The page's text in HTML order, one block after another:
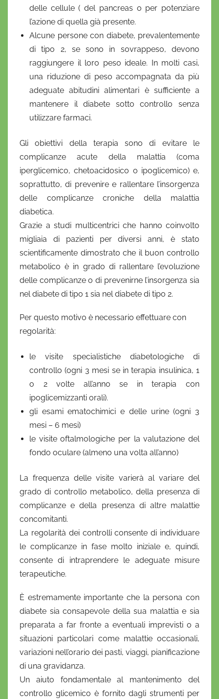
delle cellule ( del pancreas o per potenziare
l’azione di quella già presente.
Alcune persone con diabete, prevalentemente
di tipo 2, se sono in sovrappeso, devono
raggiungere il loro peso ideale. In molti casi,
una riduzione di peso accompagnata da più
adeguate abitudini alimentari è sufficiente a
mantenere il diabete sotto controllo senza
utilizzare farmaci.
Gli obiettivi della terapia sono di evitare le
complicanze acute della malattia (coma
iperglicemico, chetoacidosico o ipoglicemico) e,
soprattutto, di prevenire e rallentare l’insorgenza
delle complicanze croniche della malattia
diabetica.
Grazie a studi multicentrici che hanno coinvolto
migliaia di pazienti per diversi anni, è stato
scientificamente dimostrato che il buon controllo
metabolico è in grado di rallentare l’evoluzione
delle complicanze o di prevenirne l’insorgenza sia
nel diabete di tipo 1 sia nel diabete di tipo 2.
Per questo motivo è necessario effettuare con
regolarità:
le visite specialistiche diabetologiche di
controllo (ogni 3 mesi se in terapia insulinica, 1
o 2 volte all’anno se in terapia con
ipoglicemizzanti orali).
gli esami ematochimici e delle urine (ogni 3
mesi – 6 mesi)
le visite oftalmologiche per la valutazione del
fondo oculare (almeno una volta all’anno)
La frequenza delle visite varierà al variare del
grado di controllo metabolico, della presenza di
complicanze e della presenza di altre malattie
concomitanti.
La regolarità dei controlli consente di individuare
le complicanze in fase molto iniziale e, quindi,
consente di intraprendere le adeguate misure
terapeutiche.
È estremamente importante che la persona con
diabete sia consapevole della sua malattia e sia
preparata a far fronte a eventuali imprevisti o a
situazioni particolari come malattie occasionali,
variazioni nell’orario dei pasti, viaggi, pianificazione
di una gravidanza.
Un aiuto fondamentale al mantenimento del
controllo glicemico è fornito dagli strumenti per